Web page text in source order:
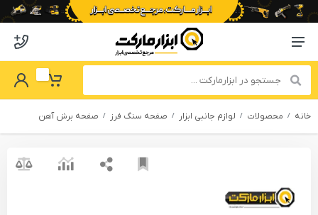
Menu Navigation
My Basket
Password
خانه محصولات لوازم جانبی ابزار صفحه سنگ فرز صفحه برش آهن